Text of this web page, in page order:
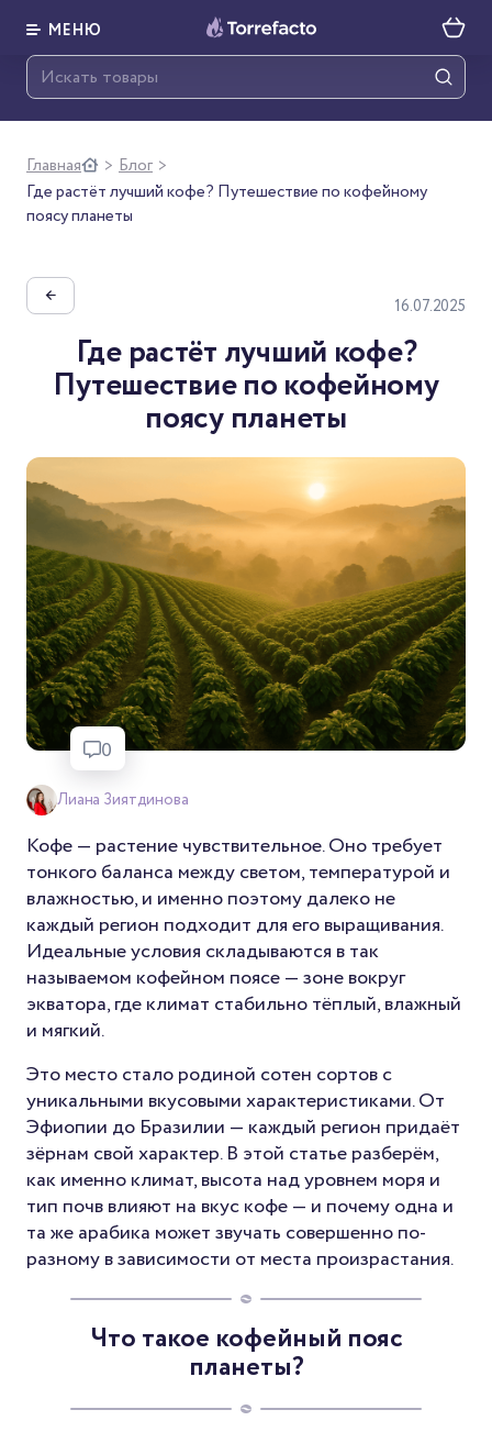
МЕНЮ
Главная > Блог >
Где растёт лучший кофе? Путешествие по кофейному
поясу планеты
← 16.07.2025
Где растёт лучший кофе?
Путешествие по кофейному
поясу планеты
0
Лиана Зиятдинова
Кофе — растение чувствительное. Оно требует
тонкого баланса между светом, температурой и
влажностью, и именно поэтому далеко не
каждый регион подходит для его выращивания.
Идеальные условия складываются в так
называемом кофейном поясе — зоне вокруг
экватора, где климат стабильно тёплый, влажный
и мягкий.
Это место стало родиной сотен сортов с
уникальными вкусовыми характеристиками. От
Эфиопии до Бразилии — каждый регион придаёт
зёрнам свой характер. В этой статье разберём,
как именно климат, высота над уровнем моря и
тип почв влияют на вкус кофе — и почему одна и
та же арабика может звучать совершенно по-
разному в зависимости от места произрастания.
Что такое кофейный пояс
планеты?